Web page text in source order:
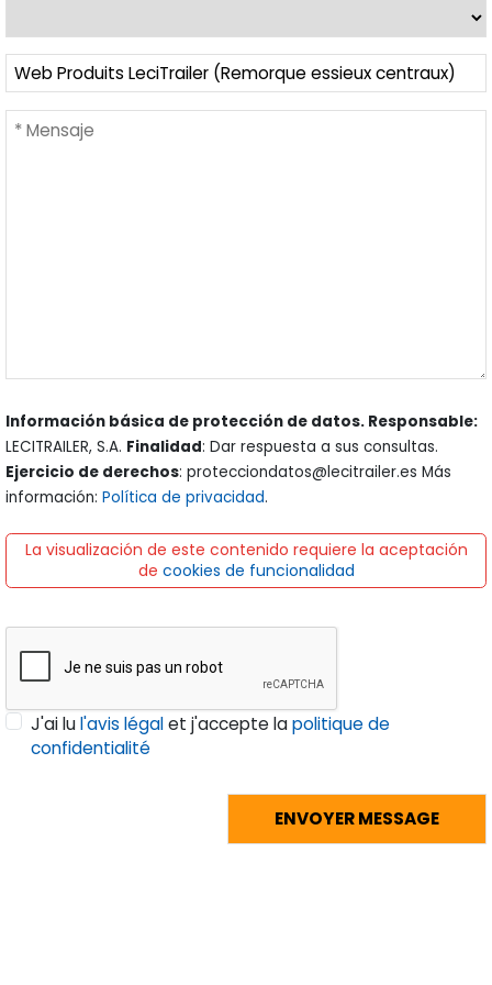
Información básica de protección de datos. Responsable:
LECITRAILER, S.A. Finalidad: Dar respuesta a sus consultas.
Ejercicio de derechos: protecciondatos@lecitrailer.es Más
información: Política de privacidad.
La visualización de este contenido requiere la aceptación
de cookies de funcionalidad
J'ai lul'avis légalet j'accepte lapolitique de
confidentialité